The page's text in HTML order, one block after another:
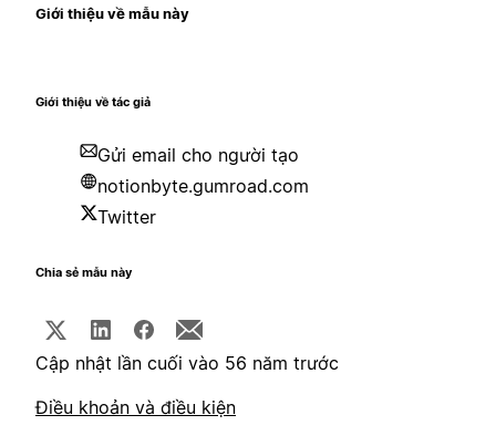
Giới thiệu về mẫu này
Giới thiệu về tác giả
Gửi email cho người tạo
notionbyte.gumroad.com
Twitter
Chia sẻ mẫu này
Cập nhật lần cuối vào 56 năm trước
Điều khoản và điều kiện